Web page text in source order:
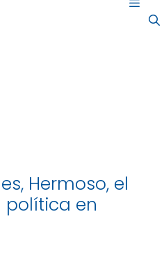
Hermoso, el
política en